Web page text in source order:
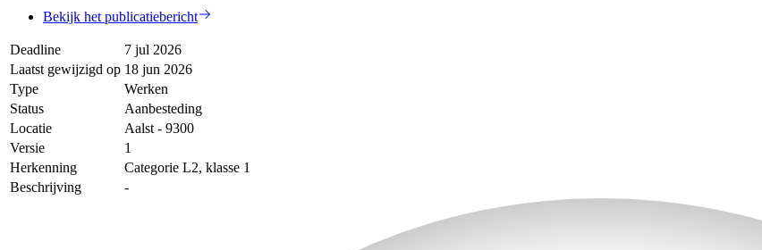
Bekijk het publicatiebericht
Deadline
7 jul 2026
Laatst gewijzigd op 18 jun 2026
Type
Werken
Status
Aanbesteding
Locatie
Aalst - 9300
Versie
1
Herkenning
Categorie L2, klasse 1
Beschrijving
-